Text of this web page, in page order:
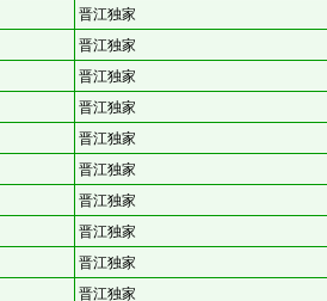
晋江独家
晋江独家
晋江独家
晋江独家
晋江独家
晋江独家
晋江独家
晋江独家
晋江独家
晋江独家